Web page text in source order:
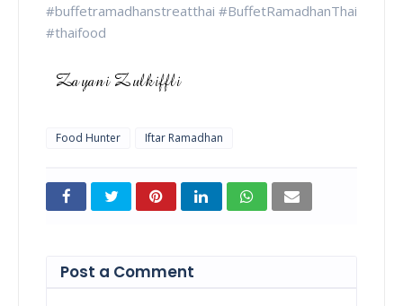
#buffetramadhanstreatthai #BuffetRamadhanThai
#thaifood
Food Hunter Iftar Ramadhan
Post a Comment